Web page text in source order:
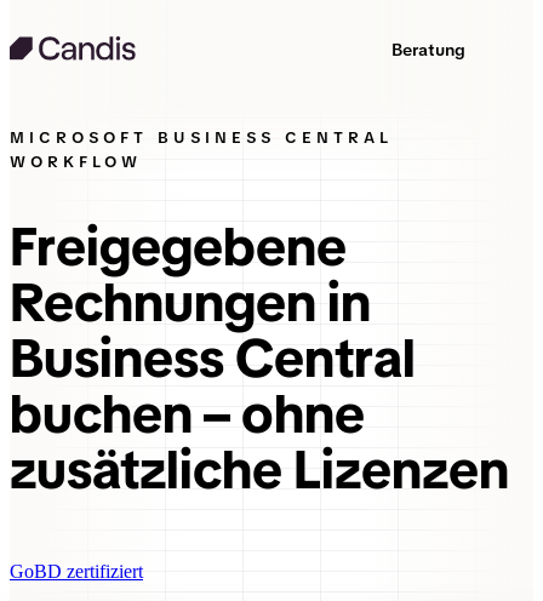
Beratung
MICROSOFT BUSINESS CENTRAL
WORKFLOW
Freigegebene
Rechnungen in
Business Central
buchen – ohne
zusätzliche Lizenzen
GoBD zertifiziert